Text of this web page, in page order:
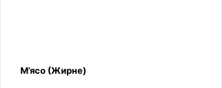
М’ясо (Жирне)